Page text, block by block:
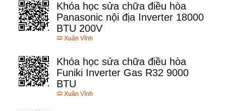
Khóa học sửa chữa điều hòa
Panasonic nội địa Inverter 18000
BTU 200V
Xuân Vĩnh
Khóa học sửa chữa điều hòa
Funiki Inverter Gas R32 9000
BTU
Xuân Vĩnh